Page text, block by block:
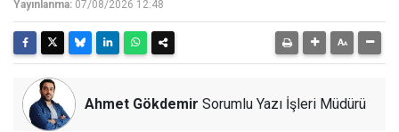
Yayınlanma: 07/08/2026 12:48
Ahmet Gökdemir Sorumlu Yazı İşleri Müdürü